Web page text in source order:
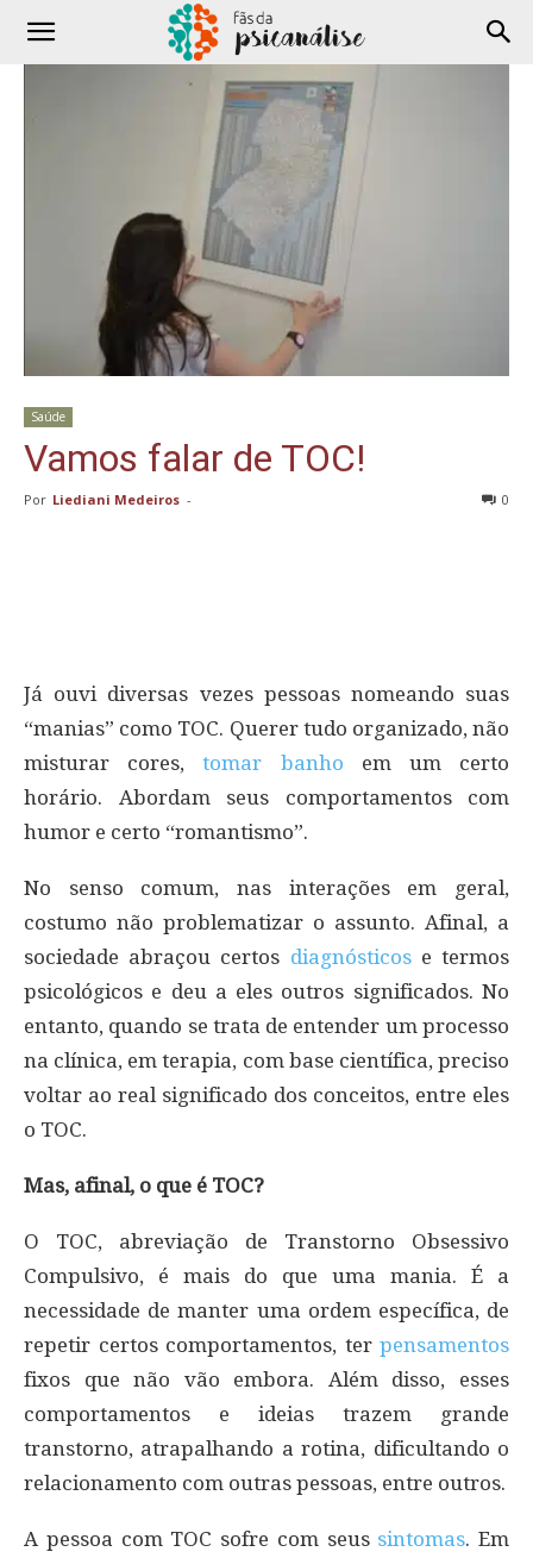
Saúde
Vamos falar de TOC!
Por Liediani Medeiros - 0
Já ouvi diversas vezes pessoas nomeando suas
“manias” como TOC. Querer tudo organizado, não
misturar cores,tomar banho em um certo
horário. Abordam seus comportamentos com
humor e certo “romantismo”.
No senso comum, nas interações em geral,
costumo não problematizar o assunto. Afinal, a
sociedade abraçou certos diagnósticose termos
psicológicos e deu a eles outros significados. No
entanto, quando se trata de entender um processo
na clínica, em terapia, com base científica, preciso
voltar ao real significado dos conceitos, entre eles
o TOC.
Mas, afinal, o que é TOC?
O TOC, abreviação de Transtorno Obsessivo
Compulsivo, é mais do que uma mania. É a
necessidade de manter uma ordem específica, de
repetir certos comportamentos, ter pensamentos
fixos que não vão embora. Além disso, esses
comportamentos e ideias trazem grande
transtorno, atrapalhando a rotina, dificultando o
relacionamento com outras pessoas, entre outros.
A pessoa com TOC sofre com seus sintomas. Em